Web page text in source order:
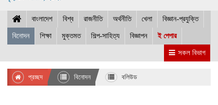
বাংলাদেশ বিশ্ব রাজনীতি অর্থনীতি খেলা বিজ্ঞান-প্রযুক্তি
বিনোদন শিক্ষা মুক্তমত শিল্প-সাহিত্য বিজ্ঞাপন ই পেপার
সকল বিভাগ
প্রচ্ছদ বিনোদন বলিউড